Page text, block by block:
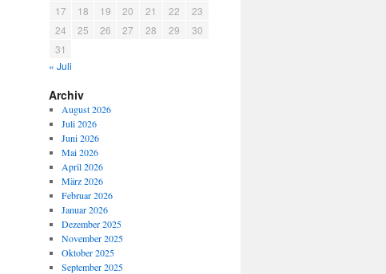
17
18 19 20 21 22
23
24
25 26 27 28 29
30
31
« Juli
Archiv
August 2026
Juli 2026
Juni 2026
Mai 2026
April 2026
März 2026
Februar 2026
Januar 2026
Dezember 2025
November 2025
Oktober 2025
September 2025